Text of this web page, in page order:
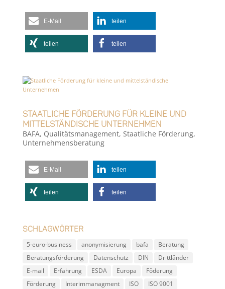
E-Mail teilen
teilen teilen
Staatliche Förderung für kleine und
mittelständische Unternehmen
BAFA, Qualitätsmanagement, Staatliche Förderung,
Unternehmensberatung
E-Mail teilen
teilen teilen
Schlagwörter
5-euro-business anonymisierung bafa
Beratung
Beratungsförderung
Datenschutz DIN
Drittländer
E-mail
Erfahrung ESDA Europa
Föderung
Förderung
Interimmanagment ISO
ISO 9001